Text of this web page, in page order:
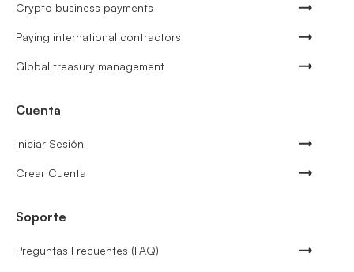
Crypto business payments
Paying international contractors
Global treasury management
Cuenta
Iniciar Sesión
Crear Cuenta
Soporte
Preguntas Frecuentes (FAQ)